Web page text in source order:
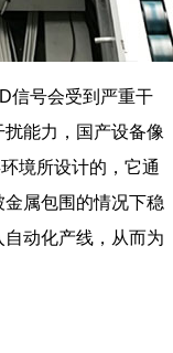
信号会受到严重干
能力，国产设备像
境所设计的，它通
属包围的情况下稳
动化产线，从而为